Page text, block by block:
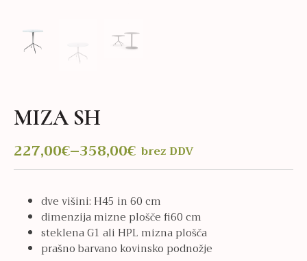
MIZA SH
227,00€–358,00€
Cenovni
razpon:
od
227,00€
do
358,00€
brez DDV
dve višini: H45 in 60 cm
dimenzija mizne plošče fi60 cm
steklena G1 ali HPL mizna plošča
prašno barvano kovinsko podnožje